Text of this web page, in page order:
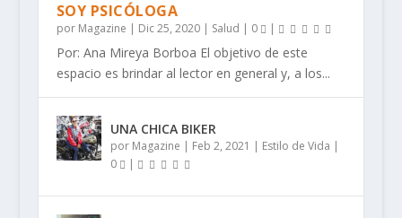
SOY PSICÓLOGA
por Magazine | Dic 25, 2020| Salud | 0 |
Por: Ana Mireya Borboa El objetivo de este
espacio es brindar al lector en general y, a los...
UNA CHICA BIKER
por Magazine | Feb 2, 2021 | Estilo de Vida |
0
|